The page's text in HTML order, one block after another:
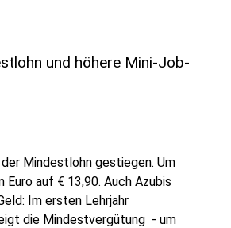
und höhere Mini-Job-
Mindestlohn gestiegen. Um
Euro auf € 13,90. Auch Azubis
Im ersten Lehrjahr
die Mindestvergütung - um